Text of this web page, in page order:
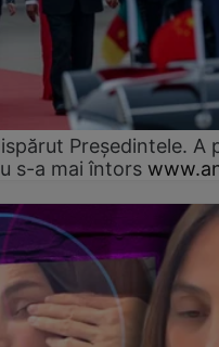
Președintele. A
s-a mai întors